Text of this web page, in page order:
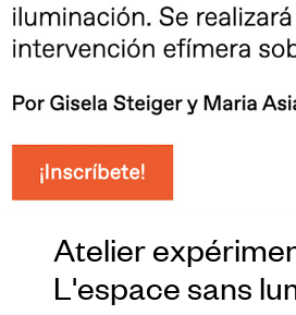
Atelier
L'espace sans